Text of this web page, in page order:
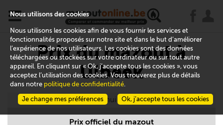
x
Prix du mazout à
Ulbeek
Aujourd'hui le 10/08
Prix officiel du mazout
Nous utilisons des cookies
Nous utilisons les cookies afin de vous fournir les services et
fonctionnalités proposés sur notre site et dans le but d’améliorer
l’expérience de nos utilisateurs. Les cookies sont des données
téléchargées ou stockées sur votre ordinateur ou sur tout autre
appareil. En cliquant sur « Ok, j’accepte tous les cookies », vous
acceptez l’utilisation des cookies. Vous trouverez plus de détails
dans notre politique de confidentialité.
Ok, j’accepte tous les cookies
Je change mes préférences